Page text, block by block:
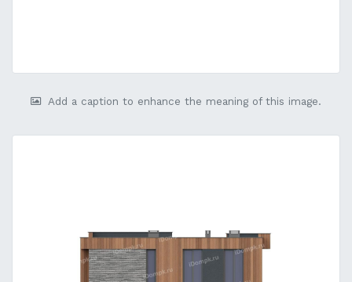
Add a caption to enhance the meaning of this image.